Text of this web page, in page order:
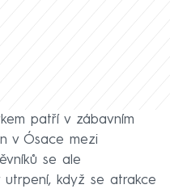
patří v zábavním
v Ósace mezi
se ale
utrpení, když se atrakce